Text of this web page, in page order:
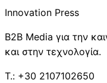
Innovation Press
B2B Media για την
και στην τεχνολογία.
T.: +30 2107102650